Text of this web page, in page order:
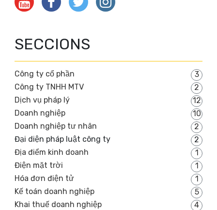
SECCIONS
Công ty cổ phần
3
Công ty TNHH MTV
2
Dịch vụ pháp lý
12
Doanh nghiệp
10
Doanh nghiệp tư nhân
2
Đại diện pháp luật công ty
2
Địa điểm kinh doanh
1
Điện mặt trời
1
Hóa đơn điện tử
1
Kế toán doanh nghiệp
5
Khai thuế doanh nghiệp
4